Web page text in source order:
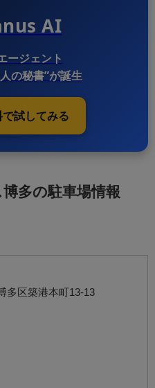
AI
ージェント
の秘書”が誕生
試してみる
多の駐車場情報
多区築港本町13-13